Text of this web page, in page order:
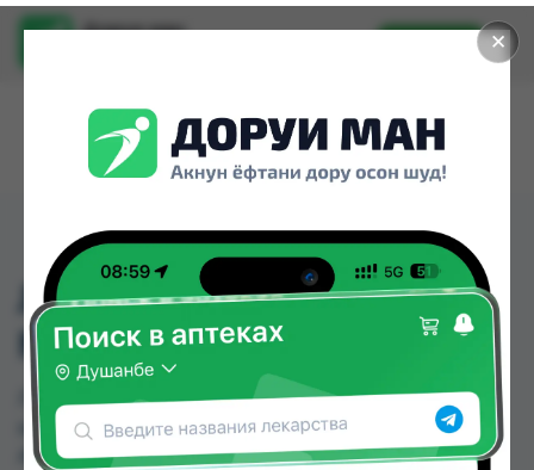
✕
Доруи ман
Установить
ЛАЗИКС АМП 1% 2МЛ
№10
ЛАЗИКС АМП 1% 2МЛ №10 можно купить или
заказать в аптеках, Авиценна, Аптека + 24/7,
Аптека Нур (Nur), Арча, Дору Фарм №2, Дору